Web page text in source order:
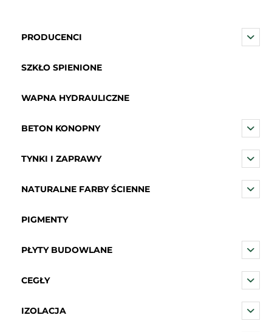
PRODUCENCI
SZKŁO SPIENIONE
WAPNA HYDRAULICZNE
BETON KONOPNY
TYNKI I ZAPRAWY
NATURALNE FARBY ŚCIENNE
PIGMENTY
PŁYTY BUDOWLANE
CEGŁY
IZOLACJA